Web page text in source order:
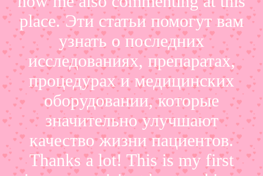
place. Эти статьи помогут вам
узнать о последних
исследованиях, препаратах,
процедурах и медицинских
оборудовании, которые
значительно улучшают
качество жизни пациентов.
Thanks a lot! This is my first